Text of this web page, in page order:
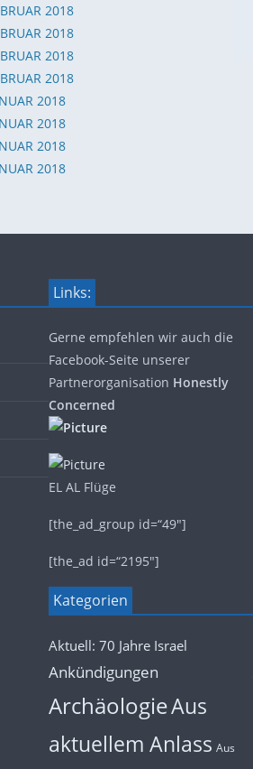
2018
2018
2018
2018
2018
2018
2018
2018
Links:
Gerne empfehlen wir auch die
Facebook-Seite unserer
Partnerorganisation Honestly
Concerned
EL AL Flüge
[the_ad_group id=“49″]
[the_ad id=“2195″]
Kategorien
Aktuell: 70 Jahre Israel
Ankündigungen
ArchäologieAus
aktuellem Anlass Aus